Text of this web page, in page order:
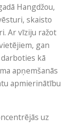
Hangdžou,
skaisto
Ar vīziju ražot
gan
kā
apņemšanās
apmierinātību
uz